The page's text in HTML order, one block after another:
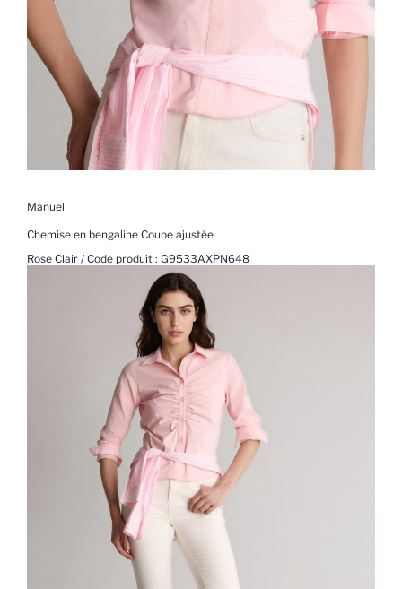
Manuel
Chemise en bengaline Coupe ajustée
Rose Clair / Code produit : G9533AXPN648